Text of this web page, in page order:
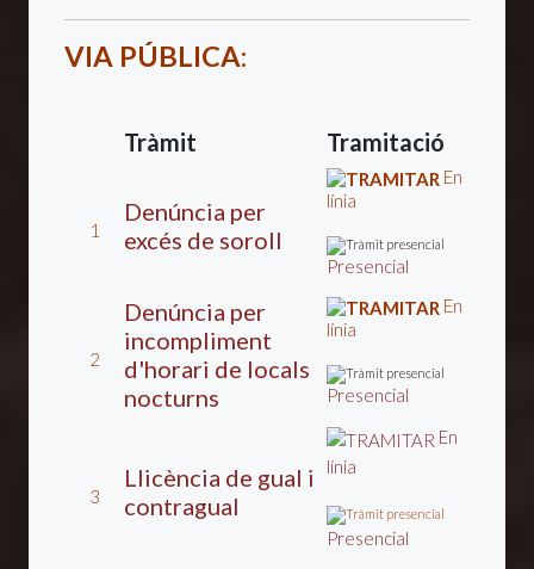
VIA PÚBLICA:
Tràmit Tramitació
1
Denúncia per
excés de soroll
En
línia
Presencial
2
Denúncia per
incompliment
d'horari de locals
nocturns
En
línia
Presencial
3
Llicència de gual i
contragual
En
línia
Presencial